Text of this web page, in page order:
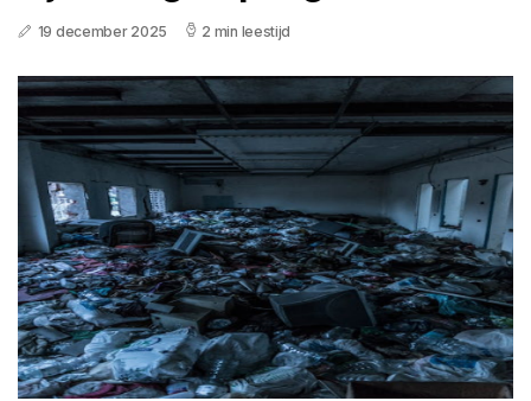
19 december 2025 2 min leestijd